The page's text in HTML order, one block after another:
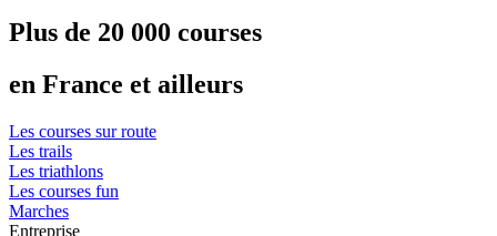
Plus de 20 000 courses
en France et ailleurs
Les courses sur route
Les trails
Les triathlons
Les courses fun
Marches
Entreprise